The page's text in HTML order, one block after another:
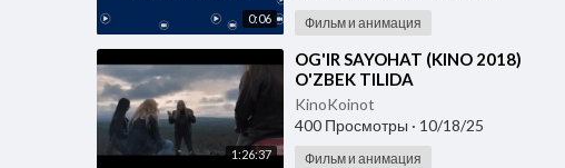
0:06 Фильм и анимация
1:26:37
⁣OG'IR SAYOHAT (KINO 2018)
O'ZBEK TILIDA
KinoKoinot
400 Просмотры · 10/18/25
Фильм и анимация